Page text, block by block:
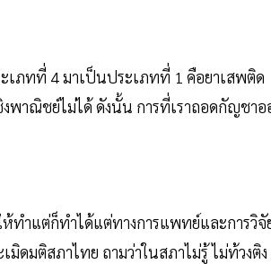
เภทที่ 4 มาเป็นประเภทที่ 1 คือยาเสพติด
งพาณิชย์ไม่ได้ ดังนั้น การที่เราถอดกัญชาอ
ทำแต่ก็ทำได้แต่ทางการแพทย์และการวิจั
มิดมติสภาไทย ถามว่าในสภาไม่รู้ ไม่ท้วงติง